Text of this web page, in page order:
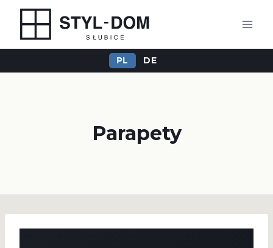
Przejdź
treści
PL DE
Parapety